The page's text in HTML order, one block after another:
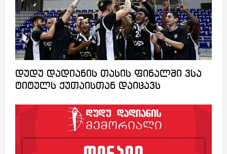
დუდუ დადიანის თასის ფინალში ვსა
ტიტულს ქუთაისთან დაიცავს